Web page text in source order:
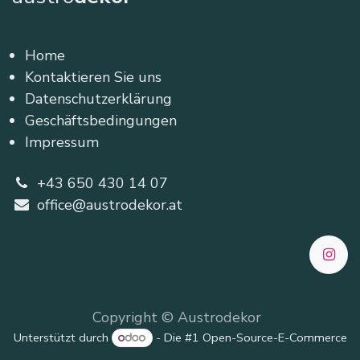
Home
Kontaktieren Sie uns
Datenschutzerklärung
Geschäftsbedingungen
Impressum
+43 650 430 14 07
office@austrodekor.at
Copyright © Austrodekor
Unterstützt durch - Die #1 Open-Source-E-Commerce